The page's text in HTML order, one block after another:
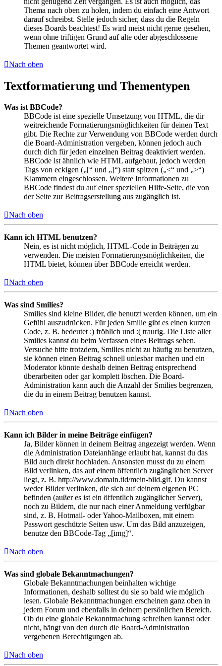
Thema nach oben zu holen, indem du einfach eine Antwort
darauf schreibst. Stelle jedoch sicher, dass du die Regeln
dieses Boards beachtest! Es wird meist nicht gerne gesehen,
wenn ohne triftigen Grund auf alte oder abgeschlossene
Themen geantwortet wird.
Nach oben
Textformatierung und Thementypen
Was ist BBCode?
BBCode ist eine spezielle Umsetzung von HTML, die dir
weitreichende Formatierungsmöglichkeiten für deinen Text
gibt. Die Rechte zur Verwendung von BBCode werden durch
die Board-Administration vergeben, können jedoch auch
durch dich für jeden einzelnen Beitrag deaktiviert werden.
BBCode ist ähnlich wie HTML aufgebaut, jedoch werden
Tags von eckigen („[“ und „]“) statt spitzen („<“ und „>“)
Klammern eingeschlossen. Weitere Informationen zu
BBCode findest du auf einer speziellen Hilfe-Seite, die von
der Seite zur Beitragserstellung aus zugänglich ist.
Nach oben
Kann ich HTML benutzen?
Nein, es ist nicht möglich, HTML-Code in Beiträgen zu
verwenden. Die meisten Formatierungsmöglichkeiten, die
HTML bietet, können über BBCode erreicht werden.
Nach oben
Was sind Smilies?
Smilies sind kleine Bilder, die benutzt werden können, um ein
Gefühl auszudrücken. Für jeden Smilie gibt es einen kurzen
Code, z. B. bedeutet :) fröhlich und :( traurig. Die Liste aller
Smilies kannst du beim Verfassen eines Beitrags sehen.
Versuche bitte trotzdem, Smilies nicht zu häufig zu benutzen,
sie können einen Beitrag schnell unlesbar machen und ein
Moderator könnte deshalb deinen Beitrag entsprechend
überarbeiten oder gar komplett löschen. Die Board-
Administration kann auch die Anzahl der Smilies begrenzen,
die du in einem Beitrag benutzen kannst.
Nach oben
Kann ich Bilder in meine Beiträge einfügen?
Ja, Bilder können in deinem Beitrag angezeigt werden. Wenn
die Administration Dateianhänge erlaubt hat, kannst du das
Bild auch direkt hochladen. Ansonsten musst du zu einem
Bild verlinken, das auf einem öffentlich zugänglichen Server
liegt, z. B. http://www.domain.tld/mein-bild.gif. Du kannst
weder Bilder verlinken, die sich auf deinem eigenen PC
befinden (außer es ist ein öffentlich zugänglicher Server),
noch zu Bildern, die nur nach einer Anmeldung verfügbar
sind, z. B. Hotmail- oder Yahoo-Mailboxen, mit einem
Passwort geschützte Seiten usw. Um das Bild anzuzeigen,
benutze den BBCode-Tag „[img]“.
Nach oben
Was sind globale Bekanntmachungen?
Globale Bekanntmachungen beinhalten wichtige
Informationen, deshalb solltest du sie so bald wie möglich
lesen. Globale Bekanntmachungen erscheinen ganz oben in
jedem Forum und ebenfalls in deinem persönlichen Bereich.
Ob du eine globale Bekanntmachung schreiben kannst oder
nicht, hängt von den durch die Board-Administration
vergebenen Berechtigungen ab.
Nach oben